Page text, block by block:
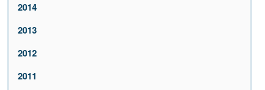
2014
2013
2012
2011